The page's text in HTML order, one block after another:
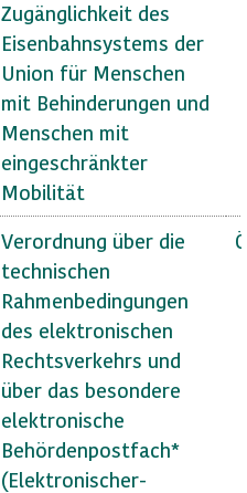
Zugänglichkeit des
Eisenbahnsystems der
Union für Menschen
mit Behinderungen und
Menschen mit
eingeschränkter
Mobilität
Verordnung über die
technischen
Rahmenbedingungen
des elektronischen
Rechtsverkehrs und
über das besondere
elektronische
Behördenpostfach*
(Elektronischer-